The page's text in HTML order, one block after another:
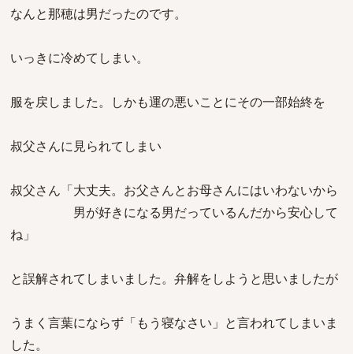
なんと那穂は男だったのです。
いっきに冷めてしまい。
服を戻しました。しかも運の悪いことにその一部始終を
叔父さんに見られてしまい
叔父さん「大丈夫。お父さんとお母さんにはいわないから
男が好きになる男だっているんだから安心して
ね」
と誤解されてしまいました。弁解をしようと思いましたが
うまく言葉にならず「もう寝なさい」と言われてしまいま
した。